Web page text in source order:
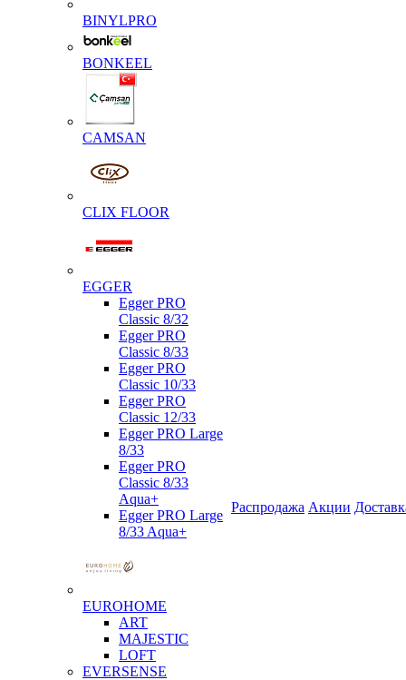
BINYLPRO
BONKEEL
CAMSAN
CLIX FLOOR
EGGER
Egger PRO
Classic 8/32
Egger PRO
Classic 8/33
Egger PRO
Classic 10/33
Egger PRO
Classic 12/33
Egger PRO Large
8/33
Egger PRO
Classic 8/33
Aqua+
Egger PRO Large
8/33 Aqua+
EUROHOME
ART
MAJESTIC
LOFT
EVERSENSE
Распродажа Акции